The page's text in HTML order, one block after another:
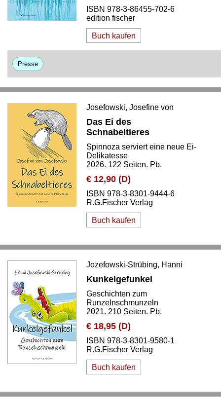
ISBN 978-3-86455-702-6
edition fischer
Buch kaufen
Presse
Josefowski, Josefine von
Das Ei des
Schnabeltieres
Spinnoza serviert eine neue Ei-
Delikatesse
2026. 122 Seiten. Pb.
€ 12,90 (D)
ISBN 978-3-8301-9444-6
R.G.Fischer Verlag
Buch kaufen
Jozefowski-Strübing, Hanni
Kunkelgefunkel
Geschichten zum
Runzelnschmunzeln
2021. 210 Seiten. Pb.
€ 18,95 (D)
ISBN 978-3-8301-9580-1
R.G.Fischer Verlag
Buch kaufen